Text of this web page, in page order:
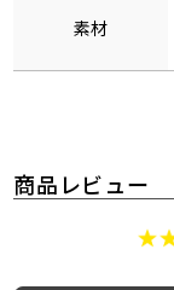
素材
商品レビュー